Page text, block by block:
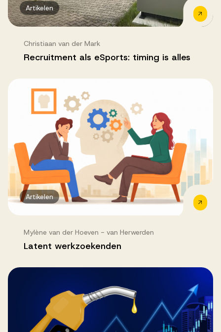
Artikelen
Christiaan van der Mark
Recruitment als eSports: timing is alles
Artikelen
Mylène van der Hoeven - van Herwerden
Latent werkzoekenden